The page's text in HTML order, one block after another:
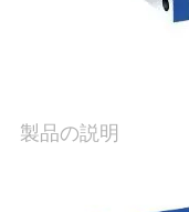
し
製品の説明